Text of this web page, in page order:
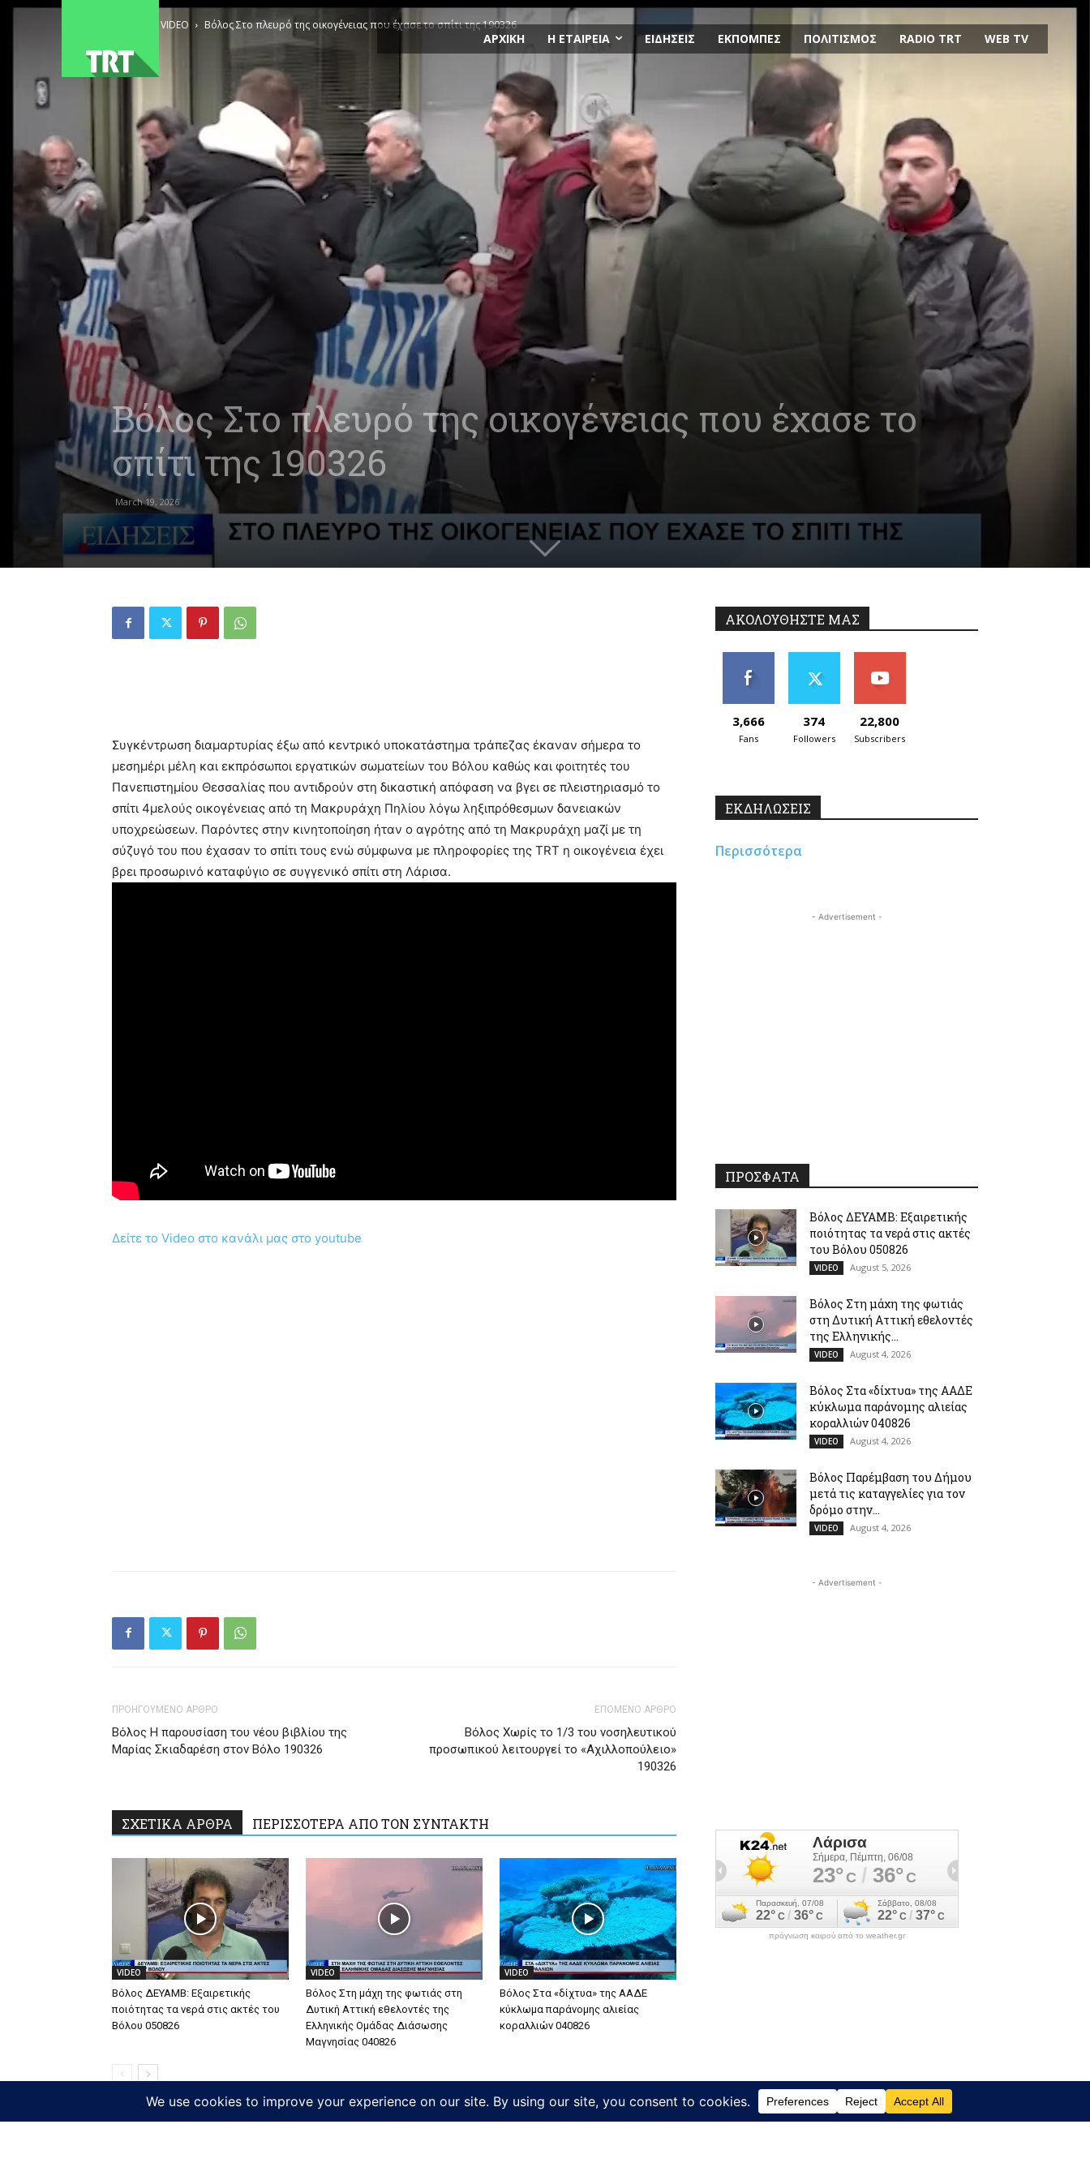
ΑΡΧΙΚΗ Η ΕΤΑΙΡΕΙΑ ΕΙΔΗΣΕΙΣ ΕΚΠΟΜΠΕΣ ΠΟΛΙΤΙΣΜΟΣ RADIO TRT WEB TV
VIDEO Βόλος Στο πλευρό της οικογένειας που έχασε το σπίτι της 190326
Βόλος Στο πλευρό της οικογένειας που έχασε το
σπίτι της 190326
March 19, 2026
Συγκέντρωση διαμαρτυρίας έξω από κεντρικό υποκατάστημα τράπεζας έκαναν σήμερα το
μεσημέρι μέλη και εκπρόσωποι εργατικών σωματείων του Βόλου καθώς και φοιτητές του
Πανεπιστημίου Θεσσαλίας που αντιδρούν στη δικαστική απόφαση να βγει σε πλειστηριασμό το
σπίτι 4μελούς οικογένειας από τη Μακρυράχη Πηλίου λόγω ληξιπρόθεσμων δανειακών
υποχρεώσεων. Παρόντες στην κινητοποίηση ήταν ο αγρότης από τη Μακρυράχη μαζί με τη
σύζυγό του που έχασαν το σπίτι τους ενώ σύμφωνα με πληροφορίες της TRT η οικογένεια έχει
βρει προσωρινό καταφύγιο σε συγγενικό σπίτι στη Λάρισα.
Δείτε το Video στο κανάλι μας στο youtube
ΠΡΟΗΓΟΥΜΕΝΟ ΑΡΘΡΟ
Βόλος Η παρουσίαση του νέου βιβλίου της
Μαρίας Σκιαδαρέση στον Βόλο 190326
ΕΠΟΜΕΝΟ ΑΡΘΡΟ
Βόλος Χωρίς το 1/3 του νοσηλευτικού
προσωπικού λειτουργεί το «Αχιλλοπούλειο»
190326
ΣΧΕΤΙΚΑ ΑΡΘΡΑ ΠΕΡΙΣΣΟΤΕΡΑ ΑΠΟ ΤΟΝ ΣΥΝΤΑΚΤΗ
VIDEO
Βόλος ΔΕΥΑΜΒ: Εξαιρετικής
ποιότητας τα νερά στις ακτές του
Βόλου 050826
VIDEO
Βόλος Στη μάχη της φωτιάς στη
Δυτική Αττική εθελοντές της
Ελληνικής Ομάδας Διάσωσης
Μαγνησίας 040826
VIDEO
Βόλος Στα «δίχτυα» της ΑΑΔΕ
κύκλωμα παράνομης αλιείας
κοραλλιών 040826
ΑΚΟΛΟΥΘΗΣΤΕ ΜΑΣ
3,666
Fans
374
Followers
22,800
Subscribers
ΕΚΔΗΛΩΣΕΙΣ
Περισσότερα
- Advertisement -
ΠΡΟΣΦΑΤΑ
Βόλος ΔΕΥΑΜΒ: Εξαιρετικής
ποιότητας τα νερά στις ακτές
του Βόλου 050826
VIDEO August 5, 2026
Βόλος Στη μάχη της φωτιάς
στη Δυτική Αττική εθελοντές
της Ελληνικής...
VIDEO August 4, 2026
Βόλος Στα «δίχτυα» της ΑΑΔΕ
κύκλωμα παράνομης αλιείας
κοραλλιών 040826
VIDEO August 4, 2026
Βόλος Παρέμβαση του Δήμου
μετά τις καταγγελίες για τον
δρόμο στην...
VIDEO August 4, 2026
- Advertisement -
πρόγνωση καιρού από το weather.gr